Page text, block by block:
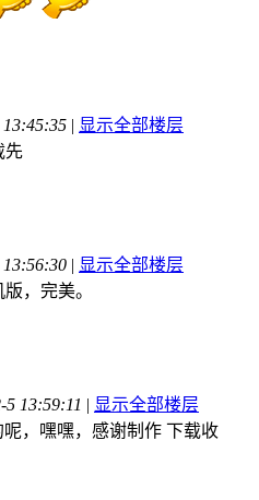
| 显示全部楼层
先
| 显示全部楼层
，完美。
5 13:59:11 | 显示全部楼层
呢，嘿嘿，感谢制作 下载收